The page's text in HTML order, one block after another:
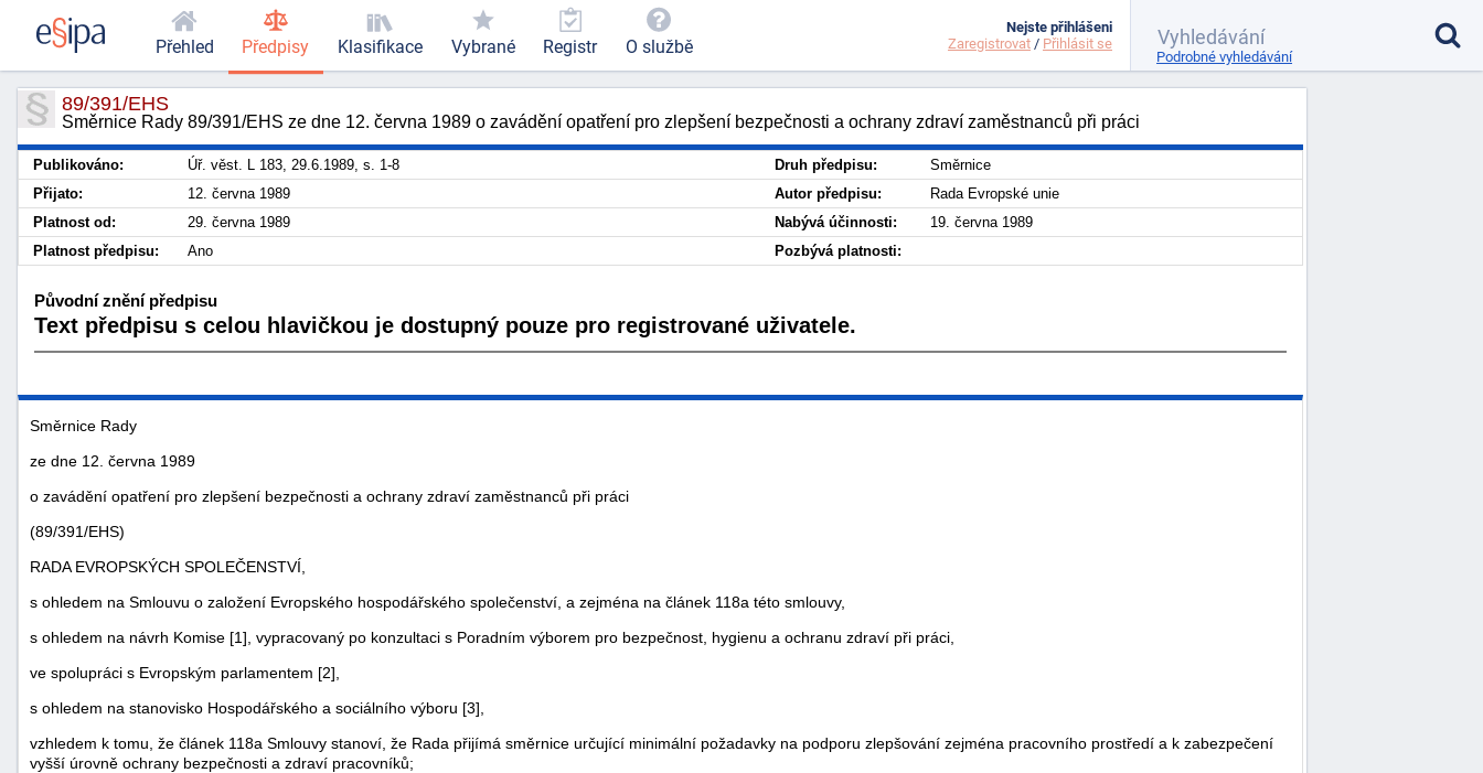
89/391/EHS
Směrnice Rady 89/391/EHS ze dne 12. června 1989 o zavádění opatření pro zlepšení bezpečnosti a ochrany zdraví zaměstnanců při práci
Publikováno: Úř. věst. L 183, 29.6.1989, s. 1-8 Druh předpisu:
Směrnice
Přijato:
12. června 1989 Autor předpisu:
Rada Evropské unie
Platnost od:
29. června 1989 Nabývá účinnosti:
19. června 1989
Platnost předpisu:
Ano Pozbývá platnosti:
Původní znění předpisu
Text předpisu s celou hlavičkou je dostupný pouze pro registrované uživatele.
Směrnice Rady
ze dne 12. června 1989
o zavádění opatření pro zlepšení bezpečnosti a ochrany zdraví zaměstnanců při práci
(89/391/EHS)
RADA EVROPSKÝCH SPOLEČENSTVÍ,
s ohledem na Smlouvu o založení Evropského hospodářského společenství, a zejména na článek 118a této smlouvy,
s ohledem na návrh Komise [1], vypracovaný po konzultaci s Poradním výborem pro bezpečnost, hygienu a ochranu zdraví při práci,
ve spolupráci s Evropským parlamentem [2],
s ohledem na stanovisko Hospodářského a sociálního výboru [3],
vzhledem k tomu, že článek 118a Smlouvy stanoví, že Rada přijímá směrnice určující minimální požadavky na podporu zlepšování zejména pracovního prostředí a k zabezpečení
vyšší úrovně ochrany bezpečnosti a zdraví pracovníků;
Přehled Předpisy Klasifikace Vybrané Registr O službě
Nejste přihlášeni
Zaregistrovat / Přihlásit se
Podrobné vyhledávání